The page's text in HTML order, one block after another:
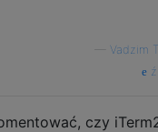
Vadzim
czy